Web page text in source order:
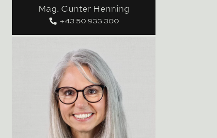
Mag. Gunter Henning
+43 50 933 300